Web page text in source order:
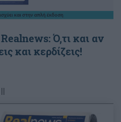
Ό,τι και αν
και κερδίζεις!
||